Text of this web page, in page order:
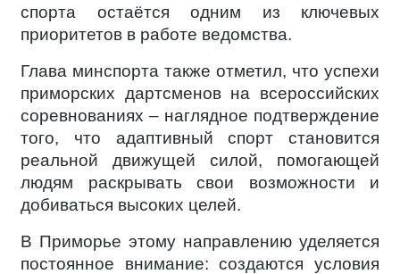
спорта остаётся одним из ключевых
приоритетов в работе ведомства.
Глава минспорта также отметил, что успехи
приморских дартсменов на всероссийских
соревнованиях – наглядное подтверждение
того, что адаптивный спорт становится
реальной движущей силой, помогающей
людям раскрывать свои возможности и
добиваться высоких целей.
В Приморье этому направлению уделяется
постоянное внимание: создаются условия